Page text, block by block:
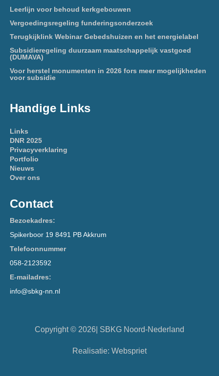
Leerlijn voor behoud kerkgebouwen
Vergoedingsregeling funderingsonderzoek
Terugkijklink Webinar Gebedshuizen en het energielabel
Subsidieregeling duurzaam maatschappelijk vastgoed
(DUMAVA)
Voor herstel monumenten in 2026 fors meer mogelijkheden
voor subsidie
Handige Links
Links
DNR 2025
Privacyverklaring
Portfolio
Nieuws
Over ons
Contact
Bezoekadres:
Spikerboor 19 8491 PB Akkrum
Telefoonnummer
058-2123592
E-mailadres:
info@sbkg-nn.nl
Copyright © 2026| SBKG Noord-Nederland
Realisatie: Webspriet